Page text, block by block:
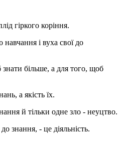
гіркого коріння.
і вуха свої до
більше, а для того, щоб
а якість їх.
й тільки одне зло - неуцтво.
знання, - це діяльність.